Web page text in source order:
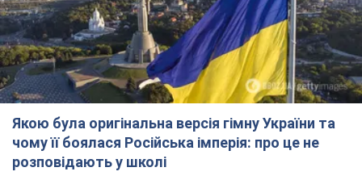
Якою була оригінальна версія гімну України та
чому її боялася Російська імперія: про це не
розповідають у школі